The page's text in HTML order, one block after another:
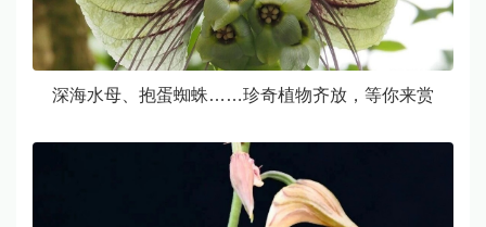
深海水母、抱蛋蜘蛛……珍奇植物齐放，等你来赏